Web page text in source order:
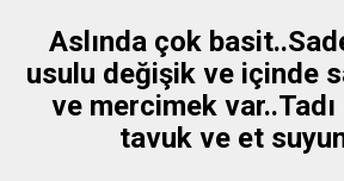
Aslında çok
usulu değişik ve içinde
ve mercimek
tavuk ve et